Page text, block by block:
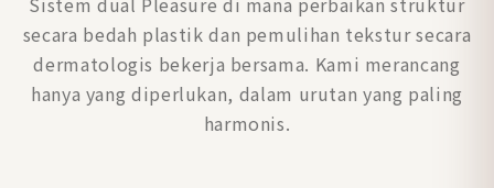
secara bedah plastik dan pemulihan tekstur secara
dermatologis bekerja bersama. Kami merancang
hanya yang diperlukan, dalam urutan yang paling
harmonis.